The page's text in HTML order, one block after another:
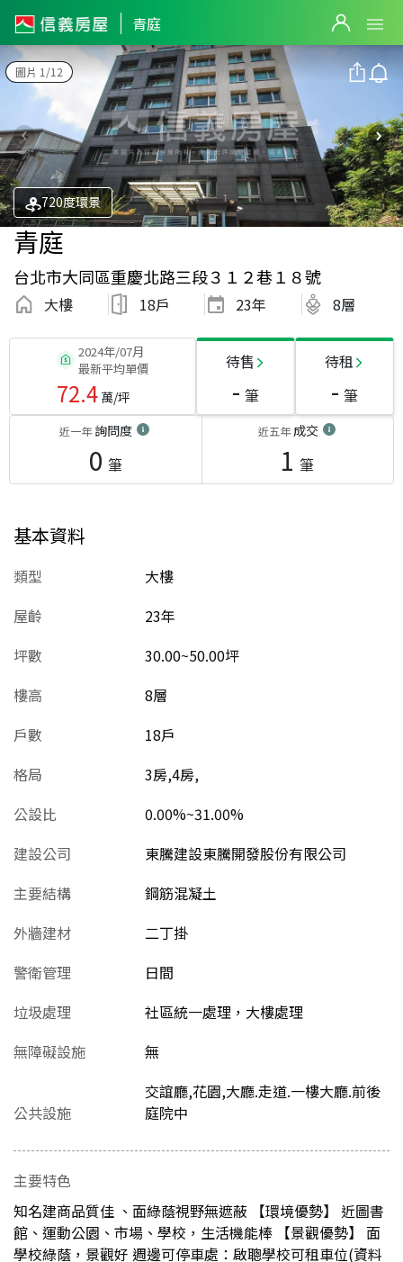
青庭
圖片 1/12
720度環景
青庭
台北市大同區重慶北路三段３１２巷１８號
大樓 18戶 23年 8層
2024年/07月
最新平均單價
72.4萬/坪
待售
- 筆
待租
- 筆
近一年詢問度
0 筆
近五年成交
1 筆
基本資料
類型
大樓
屋齡
23年
坪數
30.00~50.00坪
樓高
8層
戶數
18戶
格局
3房,4房,
公設比
0.00%~31.00%
建設公司
東騰建設東騰開發股份有限公司
主要結構
鋼筋混凝土
外牆建材
二丁掛
警衛管理
日間
垃圾處理
社區統一處理，大樓處理
無障礙設施
無
公共設施
交誼廳,花園,大廳.走道.一樓大廳.前後
庭院中
主要特色
知名建商品質佳 、面綠蔭視野無遮蔽 【環境優勢】 近圖書
館、運動公園、市場、學校，生活機能棒 【景觀優勢】 面
學校綠蔭，景觀好 週邊可停車處：啟聰學校可租車位(資料